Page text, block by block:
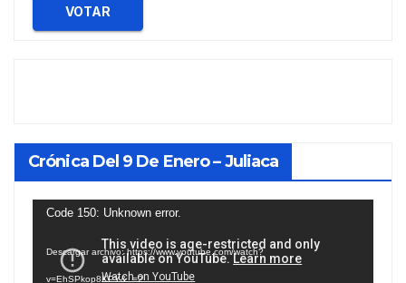
VOTAR
Crónica Del 9 De Enero – Juliaca
Reproductor
vídeo
Code 150: Unknown error.
Descargar archivo: https://www.youtube.com/watch?
v=EhSPkop8KPY&_=2